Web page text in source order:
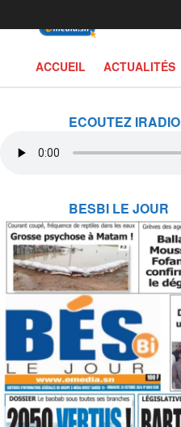
ECOUTEZ IRADIO
BESBI LE JOUR
ACCUEIL ACTUALITÉS